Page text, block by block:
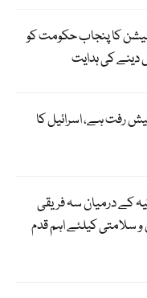
کا پنجاب حکومت کو
دینے کی ہدایت
رفت ہے، اسرائیل کا
کے درمیان سہ فریقی
سلامتی کیلئے اہم قدم